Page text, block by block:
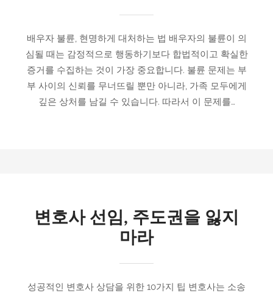
배우자 불륜, 현명하게 대처하는 법 배우자의 불륜이 의
심될 때는 감정적으로 행동하기보다 합법적이고 확실한
증거를 수집하는 것이 가장 중요합니다. 불륜 문제는 부
부 사이의 신뢰를 무너뜨릴 뿐만 아니라, 가족 모두에게
깊은 상처를 남길 수 있습니다. 따라서 이 문제를…
변호사 선임, 주도권을 잃지
마라
성공적인 변호사 상담을 위한 10가지 팁 변호사는 소송